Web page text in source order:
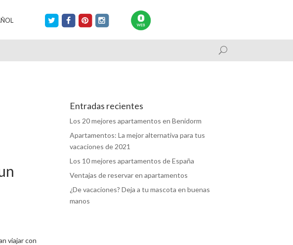
viajar con
Entradas recientes
Los 20 mejores apartamentos en Benidorm
Apartamentos: La mejor alternativa para tus
vacaciones de 2021
Los 10 mejores apartamentos de España
Ventajas de reservar en apartamentos
¿De vacaciones? Deja a tu mascota en buenas
manos